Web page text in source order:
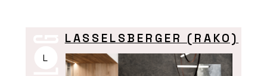
L
LASSELSBERGER (RAKO)